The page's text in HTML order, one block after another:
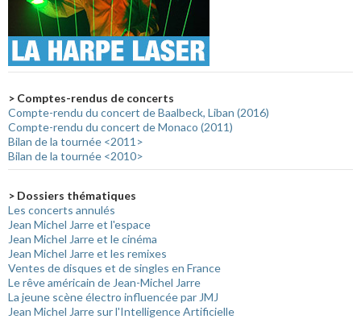
> Comptes-rendus de concerts
Compte-rendu du concert de Baalbeck, Liban (2016)
Compte-rendu du concert de Monaco (2011)
Bilan de la tournée <2011>
Bilan de la tournée <2010>
> Dossiers thématiques
Les concerts annulés
Jean Michel Jarre et l'espace
Jean Michel Jarre et le cinéma
Jean Michel Jarre et les remixes
Ventes de disques et de singles en France
Le rêve américain de Jean-Michel Jarre
La jeune scène électro influencée par JMJ
Jean Michel Jarre sur l'Intelligence Artificielle